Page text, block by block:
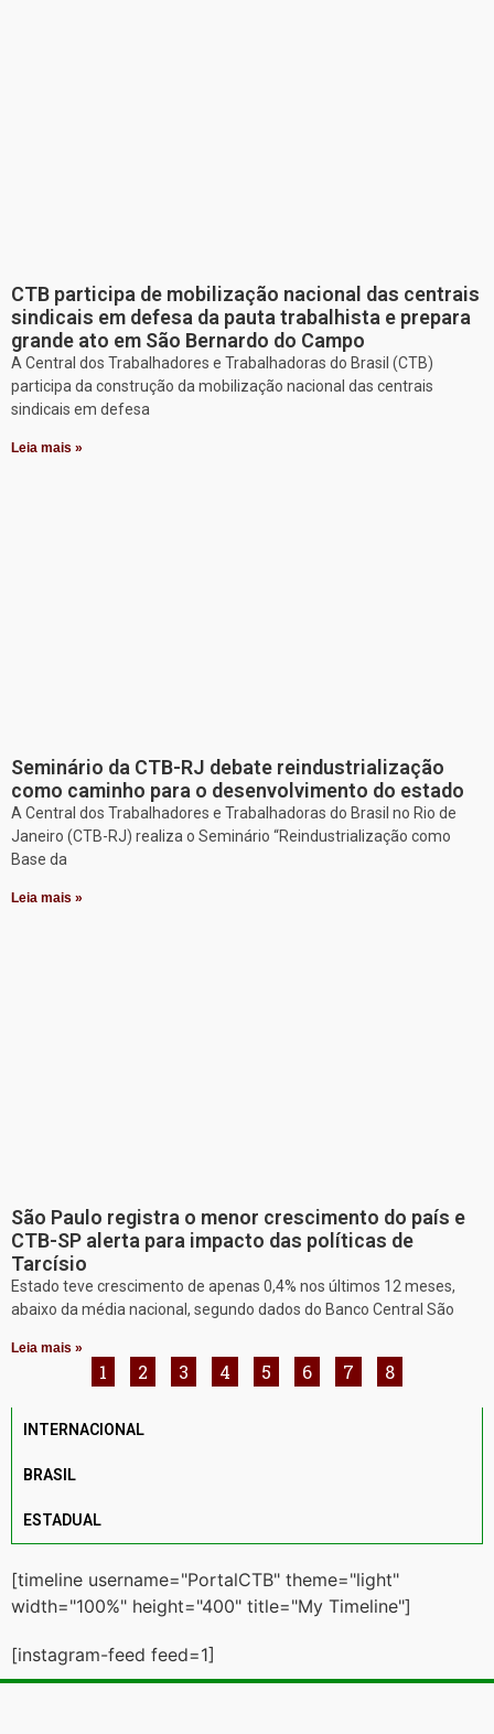
CTB participa de mobilização nacional das centrais
sindicais em defesa da pauta trabalhista e prepara
grande ato em São Bernardo do Campo
A Central dos Trabalhadores e Trabalhadoras do Brasil (CTB)
participa da construção da mobilização nacional das centrais
sindicais em defesa
Leia mais »
Seminário da CTB-RJ debate reindustrialização
como caminho para o desenvolvimento do estado
A Central dos Trabalhadores e Trabalhadoras do Brasil no Rio de
Janeiro (CTB-RJ) realiza o Seminário “Reindustrialização como
Base da
Leia mais »
São Paulo registra o menor crescimento do país e
CTB-SP alerta para impacto das políticas de
Tarcísio
Estado teve crescimento de apenas 0,4% nos últimos 12 meses,
abaixo da média nacional, segundo dados do Banco Central São
Leia mais »
1 2 3 4 5 6 7 8
INTERNACIONAL
BRASIL
ESTADUAL
[timeline username="PortalCTB" theme="light"
width="100%" height="400" title="My Timeline"]
[instagram-feed feed=1]